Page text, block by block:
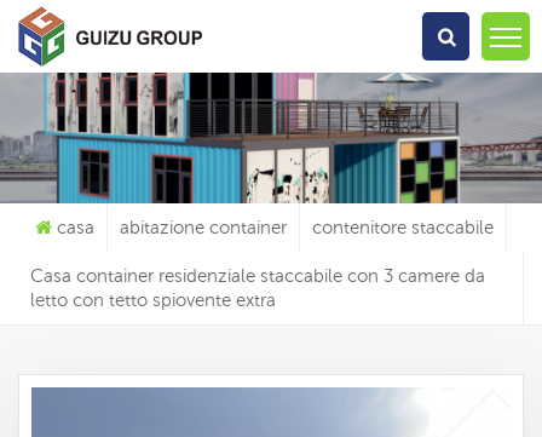
Che Cosa Sta Cercando?
casa abitazione container contenitore staccabile
Casa container residenziale staccabile con 3 camere da
letto con tetto spiovente extra